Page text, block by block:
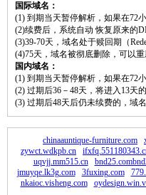
国际域名：
(1) 到期当天暂停解析，如果在72
(2)续费后，系统自动 恢复原来的
(3)39-70天，域名处于赎回期（
(4)75天，域名被彻底删除，可以重
国内域名：
(1) 到期当天暂停解析，如果在72
(2) 过期后36－48天，将进入13天
(3) 过期后48天后仍未续费的，域
chinaauntique-furniture.com
zywct.wdkpb.cn
uqvjj.mm515.cn
jmuyqe.lk3g.com
3fuxing.com
nkaioc.visheng.com